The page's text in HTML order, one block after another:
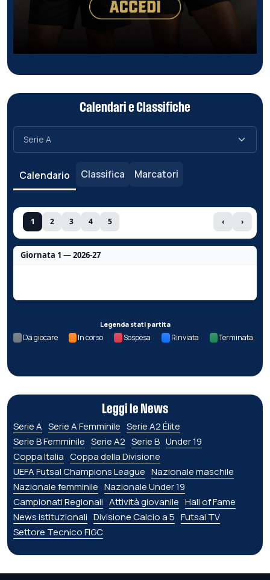
Calendari e Classifiche
Calendario Classifica Marcatori
1 2 3 4 5 ‹ ›
Giornata 1 — 2026-27
Legenda stati partita
Da giocare In corso Sospesa Rinviata Terminata
Leggi le News
Serie A Serie A Femminile Serie A2 Élite
Serie B Femminile Serie A2 Serie B Under 19
Coppa Italia Coppa della Divisione
UEFA Futsal Champions League Nazionale maschile
Nazionale femminile Nazionale Under 19
Campionati Regionali Attività giovanile Hall of Fame
News istituzionali Divisione Calcio a 5 Futsal TV
Settore Tecnico FIGC